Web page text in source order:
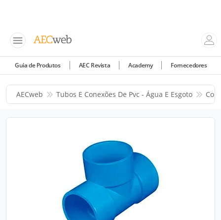
Guia de Produtos AEC Revista Academy Fornecedores
AECweb Tubos E Conexões De Pvc - Água E Esgoto